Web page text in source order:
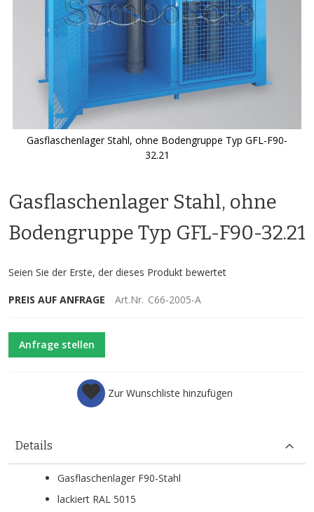
Gasflaschenlager Stahl, ohne Bodengruppe Typ GFL-F90-
32.21
der
springen
Gasflaschenlager Stahl, ohne
Bodengruppe Typ GFL-F90-32.21
Seien Sie der Erste, der dieses Produkt bewertet
PREIS AUF ANFRAGE Art.Nr. C66-2005-A
Anfrage stellen
Zur Wunschliste hinzufügen
Details
Gasflaschenlager F90-Stahl
lackiert RAL 5015